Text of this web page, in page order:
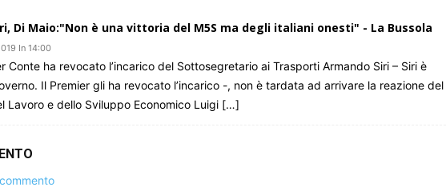
Di Maio:"Non è una vittoria del M5S ma degli italiani onesti" - La Bussola
In 14:00
Conte ha revocato l’incarico del Sottosegretario ai Trasporti Armando Siri – Siri è
Il Premier gli ha revocato l’incarico -, non è tardata ad arrivare la reazione del
Lavoro e dello Sviluppo Economico Luigi […]